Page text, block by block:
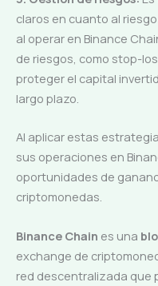
claros en cuanto al
al operar en Binance
de riesgos, como stop-
proteger el capital
largo plazo.
Al aplicar estas
sus operaciones en
oportunidades de
criptomonedas.
Binance Chain es una
exchange de
red descentralizada que